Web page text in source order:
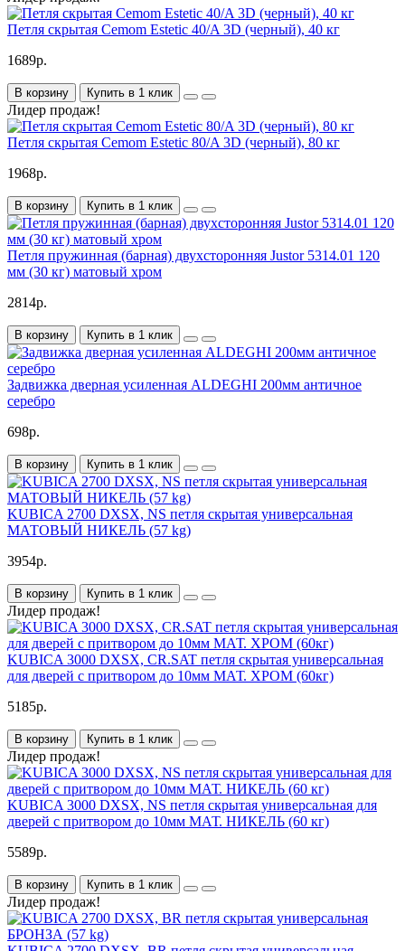
Петля скрытая Cemom Estetic 40/A 3D (черный), 40 кг
1689р.
В корзину Купить в 1 клик
Лидер продаж!
Петля скрытая Cemom Estetic 80/A 3D (черный), 80 кг
1968р.
В корзину Купить в 1 клик
Петля пружинная (барная) двухсторонняя Justor 5314.01 120
мм (30 кг) матовый хром
2814р.
В корзину Купить в 1 клик
Задвижка дверная усиленная ALDEGHI 200мм античное
серебро
698р.
В корзину Купить в 1 клик
KUBICA 2700 DXSX, NS петля скрытая универсальная
МАТОВЫЙ НИКЕЛЬ (57 kg)
3954р.
В корзину Купить в 1 клик
Лидер продаж!
KUBICA 3000 DXSX, CR.SAT петля скрытая универсальная
для дверей с притвором до 10мм МАТ. ХРОМ (60кг)
5185р.
В корзину Купить в 1 клик
Лидер продаж!
KUBICA 3000 DXSX, NS петля скрытая универсальная для
дверей с притвором до 10мм МАТ. НИКЕЛЬ (60 кг)
5589р.
В корзину Купить в 1 клик
Лидер продаж!